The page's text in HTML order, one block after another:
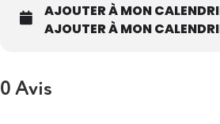
AJOUTER À MON
AJOUTER À MON
0 Avis